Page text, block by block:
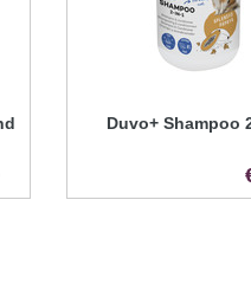
Duvo+ Shampoo